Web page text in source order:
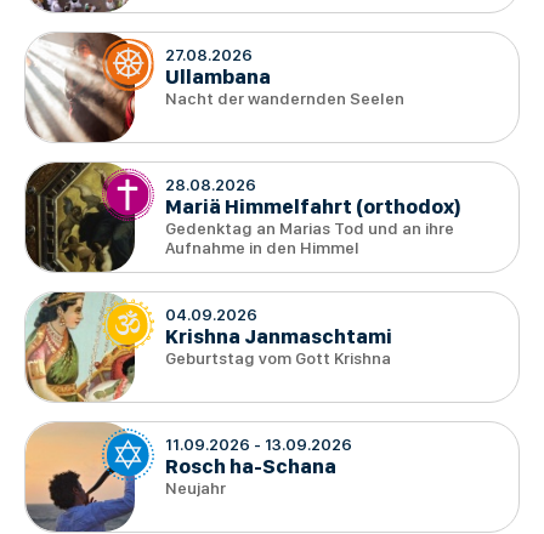
27.08.2026
Ullambana
Nacht der wandernden Seelen
28.08.2026
Mariä Himmelfahrt (orthodox)
Gedenktag an Marias Tod und an ihre
Aufnahme in den Himmel
04.09.2026
Krishna Janmaschtami
Geburtstag vom Gott Krishna
11.09.2026 - 13.09.2026
Rosch ha-Schana
Neujahr